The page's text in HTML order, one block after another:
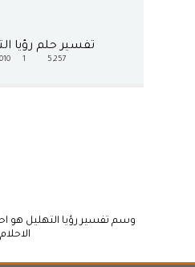
تفسير حلم رؤيا
5,257
وسم تفسير رؤيا التهليل هو
الاحلام